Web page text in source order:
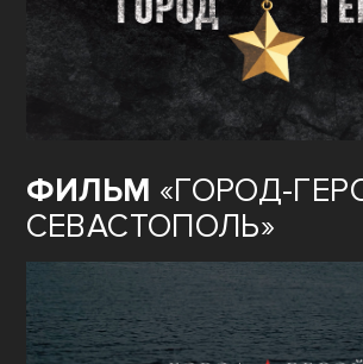
ФИЛЬМ «ГОРОД-
СЕВАСТОПОЛЬ»